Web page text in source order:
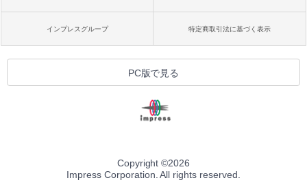
インプレスグループ 特定商取引法に基づく表示
PC版で見る
Copyright ©2026
Impress Corporation. All rights reserved.